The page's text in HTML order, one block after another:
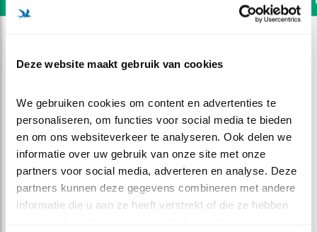
Deze website maakt gebruik van cookies
We gebruiken cookies om content en advertenties te
personaliseren, om functies voor social media te bieden
en om ons websiteverkeer te analyseren. Ook delen we
informatie over uw gebruik van onze site met onze
partners voor social media, adverteren en analyse. Deze
partners kunnen deze gegevens combineren met andere
informatie die u aan ze heeft verstrekt of die ze hebben